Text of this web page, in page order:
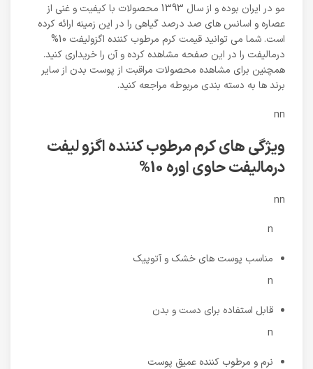
مو در ایران بوده و از سال 1393 محصولات با کیفیت و غنی از
عصاره و اسانس های صد درصد گیاهی را در این زمینه ارائه کرده
است. شما می توانید قیمت کرم مرطوب کننده اگزولیفت 10%
درمالیفت را در این صفحه مشاهده کرده و آن را خریداری کنید.
همچنین برای مشاهده محصولات مراقبت از پوست بدن از سایر
برند ها به دسته بندی مربوطه مراجعه کنید.
nn
ویژگی های کرم مرطوب کننده اگزو لیفت
درمالیفت حاوی اوره 10%
nn
n
مناسب پوست های خشک و آتوپیک
n
قابل استفاده برای دست و بدن
n
نرم و مرطوب کننده عمیق پوست